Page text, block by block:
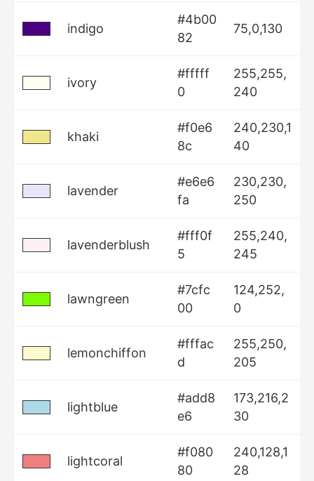
indigo
#4b00
82
75,0,130
ivory
#fffff
0
255,255,
240
khaki
#f0e6
8c
240,230,1
40
lavender
#e6e6
fa
230,230,
250
lavenderblush
#fff0f
5
255,240,
245
lawngreen
#7cfc
00
124,252,
0
lemonchiffon
#fffac
d
255,250,
205
lightblue
#add8
e6
173,216,2
30
lightcoral
#f080
80
240,128,1
28